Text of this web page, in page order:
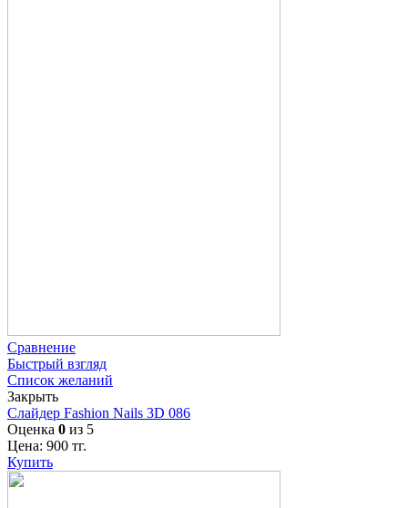
Сравнение
Быстрый взгляд
Список желаний
Закрыть
Слайдер Fashion Nails 3D 086
Оценка 0 из 5
Цена: 900 тг.
Купить